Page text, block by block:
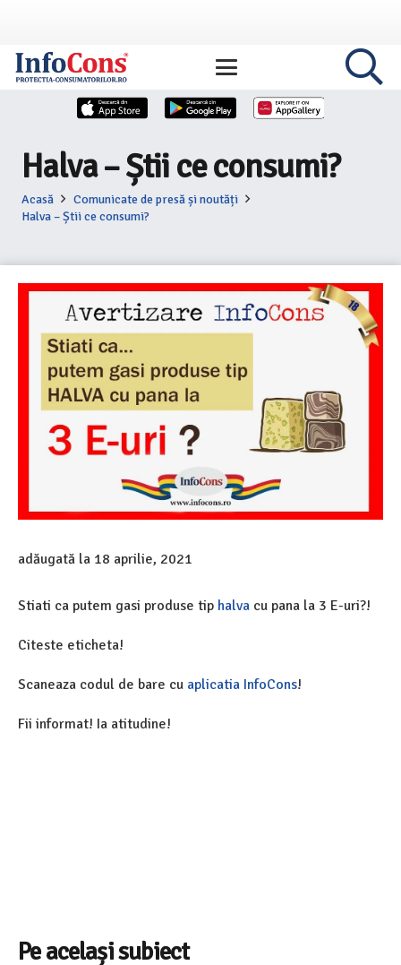
Halva – Știi ce consumi?
Acasă
Comunicate de presă și noutăți
Halva – Știi ce consumi?
adăugată la 18 aprilie, 2021
Stiati ca putem gasi produse tip halva cu pana la 3 E-uri?!
Citeste eticheta!
Scaneaza codul de bare cu aplicatia InfoCons!
Fii informat! Ia atitudine!
Pe același subiect